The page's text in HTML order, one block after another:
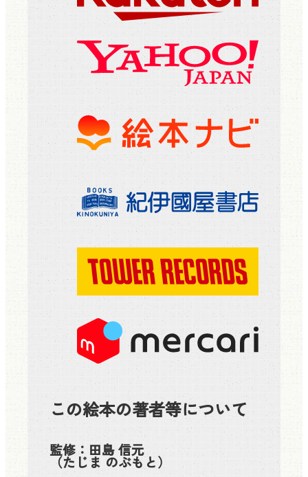
この絵本の著者等について
監修： 田島 信元
（たじま のぶもと）